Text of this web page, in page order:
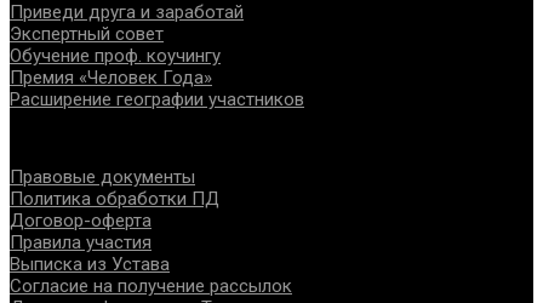
Приведи друга и заработай
Экспертный совет
Обучение проф. коучингу
Премия «Человек Года»
Расширение географии участников
Правовые документы
Политика обработки ПД
Договор-оферта
Правила участия
Выписка из Устава
Согласие на получение рассылок